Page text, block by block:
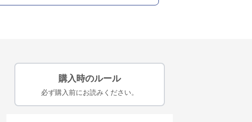
購入時のルール
必ず購入前にお読みください。